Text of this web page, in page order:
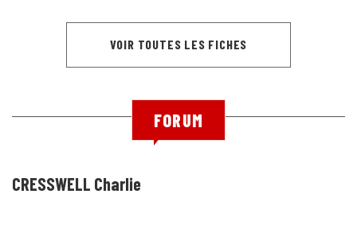
VOIR TOUTES LES FICHES
FORUM
CRESSWELL Charlie